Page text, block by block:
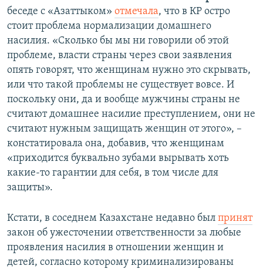
беседе с «Азаттыком» отмечала, что в КР остро
стоит проблема нормализации домашнего
насилия. «Сколько бы мы ни говорили об этой
проблеме, власти страны через свои заявления
опять говорят, что женщинам нужно это скрывать,
или что такой проблемы не существует вовсе. И
поскольку они, да и вообще мужчины страны не
считают домашнее насилие преступлением, они не
считают нужным защищать женщин от этого», –
констатировала она, добавив, что женщинам
«приходится буквально зубами вырывать хоть
какие-то гарантии для себя, в том числе для
защиты».
Кстати, в соседнем Казахстане недавно был принят
закон об ужесточении ответственности за любые
проявления насилия в отношении женщин и
детей, согласно которому криминализированы